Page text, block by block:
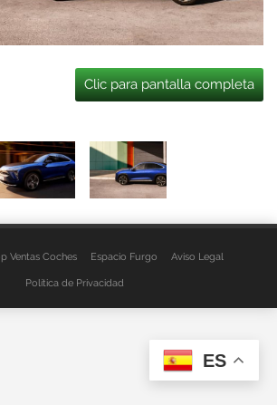
Clic para pantalla completa
Ventas Coches Espacio Furgo Aviso Legal
Política de Privacidad
ES